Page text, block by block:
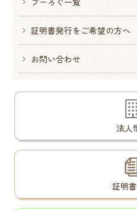
証明書発行をご希望の方へ
お問い合わせ
法人
証明